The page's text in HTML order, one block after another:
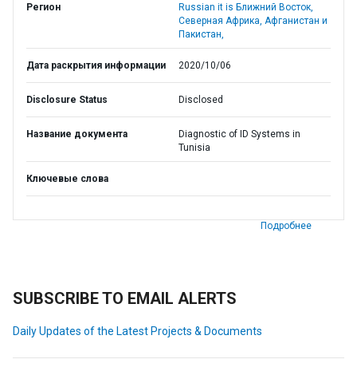
Регион
Russian it is Ближний Восток,
Северная Африка, Афганистан и
Пакистан,
Дата раскрытия информации 2020/10/06
Disclosure Status Disclosed
Название документа
Diagnostic of ID Systems in
Tunisia
Ключевые слова
Подробнее
SUBSCRIBE TO EMAIL ALERTS
Daily Updates of the Latest Projects & Documents